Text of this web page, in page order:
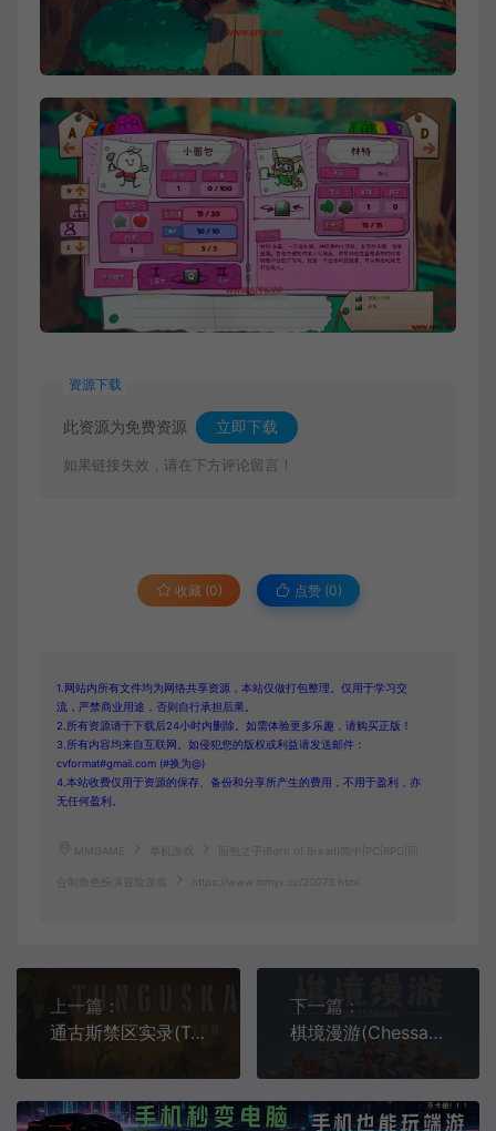
资源下载
此资源为免费资源 立即下载
如果链接失效，请在下方评论留言！
收藏 (0) 点赞 (0)
1.网站内所有文件均为网络共享资源，本站仅做打包整理。仅用于学习交
流，严禁商业用途，否则自行承担后果。
2.所有资源请于下载后24小时内删除。如需体验更多乐趣，请购买正版！
3.所有内容均来自互联网。如侵犯您的版权或利益请发送邮件：
cvformat#gmail.com (#换为@)
4.本站收费仅用于资源的保存、备份和分享所产生的费用，不用于盈利，亦
无任何盈利。
MMGAME 面包之子(Born of Bread)简中|PC|RPG|回
合制角色扮演冒险游戏 https://www.mmyx.cc/20073.html
上一篇：
通古斯禁区实录(Tunguska The Visitation)俯视角恐怖射击游戏|下载
下一篇：
棋境漫游(Chessarama)类国际象棋策略游戏|下载